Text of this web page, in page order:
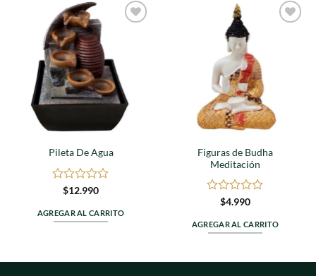
Pileta De Agua
Valorado
0
de
$12.990
AGREGAR AL CARRITO
Figuras de Budha
Meditación
Valorado
0
de
$4.990
AGREGAR AL CARRITO